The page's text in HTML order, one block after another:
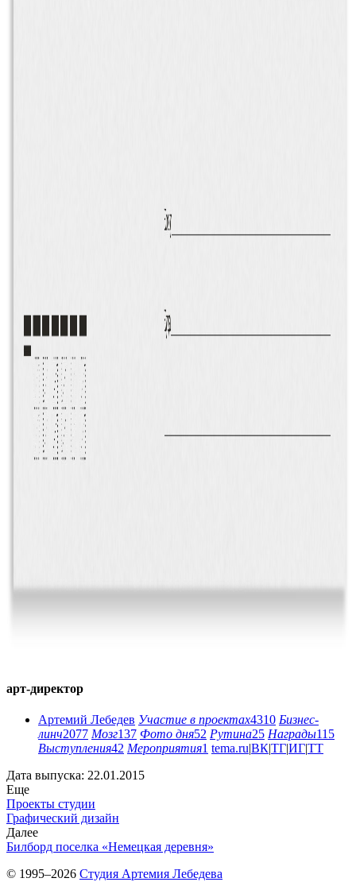
арт-директор
Артемий Лебедев Участие в проектах4310 Бизнес-
линч2077 Мозг137 Фото дня52 Рутина25 Награды115
Выступления42 Мероприятия1 tema.ru|ВК|ТГ|ИГ|ТТ
Дата выпуска: 22.01.2015
Еще
Проекты студии
Графический дизайн
Далее
Билборд поселка «Немецкая деревня»
© 1995–2026 Студия Артемия Лебедева